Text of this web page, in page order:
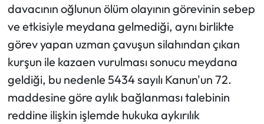
davacının oğlunun ölüm olayının görevinin sebep
ve etkisiyle meydana gelmediği, aynı birlikte
görev yapan uzman çavuşun silahından çıkan
kurşun ile kazaen vurulması sonucu meydana
geldiği, bu nedenle 5434 sayılı Kanun'un 72.
maddesine göre aylık bağlanması talebinin
reddine ilişkin işlemde hukuka aykırılık